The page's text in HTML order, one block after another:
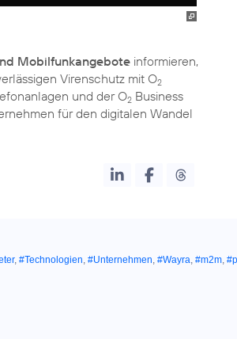
Mobilfunkangebote informieren,
Virenschutz mit O2
und der O2 Business
für den digitalen Wandel
, #Technologien, #Unternehmen, #Wayra, #m2m,